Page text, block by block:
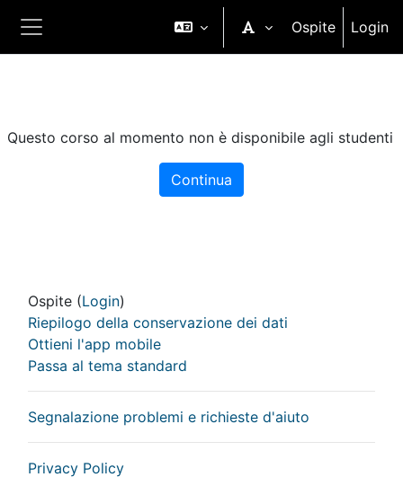
Pannello laterale
Ospite Login
Questo corso al momento non è disponibile agli studenti
Continua
Ospite (Login)
Riepilogo della conservazione dei dati
Ottieni l'app mobile
Passa al tema standard
Segnalazione problemi e richieste d'aiuto
Privacy Policy